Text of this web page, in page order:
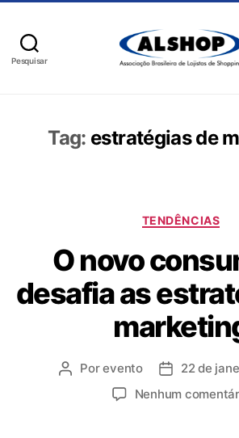
Pesquisar
Tag: estratégias de
TENDÊNCIAS
O novo
desafia as
Porevento
22 de
Nenhum